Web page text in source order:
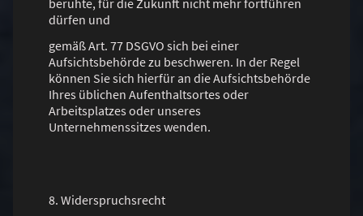
dürfen und
gemäß Art. 77 DSGVO sich bei einer
Aufsichtsbehörde zu beschweren. In der Regel
können Sie sich hierfür an die Aufsichtsbehörde
Ihres üblichen Aufenthaltsortes oder
Arbeitsplatzes oder unseres
Unternehmenssitzes wenden.
8. Widerspruchsrecht